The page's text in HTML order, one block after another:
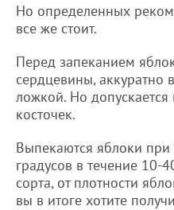
Но определенных
все же стоит.
Перед запеканием
сердцевины,
ложкой. Но
косточек.
Выпекаются яблоки при
градусов в течение 10-
сорта, от плотности
вы в итоге хотите